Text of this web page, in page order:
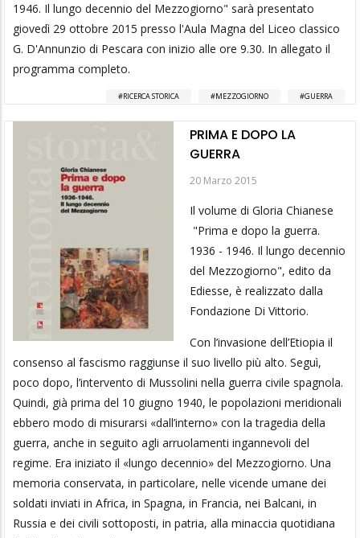
1946. Il lungo decennio del Mezzogiorno" sarà presentato
giovedì 29 ottobre 2015 presso l'Aula Magna del Liceo classico
G. D'Annunzio di Pescara con inizio alle ore 9.30. In allegato il
programma completo.
RICERCA STORICA MEZZOGIORNO GUERRA
PRIMA E DOPO LA
GUERRA
20 Marzo 2015
Il volume di Gloria Chianese
"Prima e dopo la guerra.
1936 - 1946. Il lungo decennio
del Mezzogiorno", edito da
Ediesse, è realizzato dalla
Fondazione Di Vittorio.
Con l’invasione dell’Etiopia il
consenso al fascismo raggiunse il suo livello più alto. Seguì,
poco dopo, l’intervento di Mussolini nella guerra civile spagnola.
Quindi, già prima del 10 giugno 1940, le popolazioni meridionali
ebbero modo di misurarsi «dall’interno» con la tragedia della
guerra, anche in seguito agli arruolamenti ingannevoli del
regime. Era iniziato il «lungo decennio» del Mezzogiorno. Una
memoria conservata, in particolare, nelle vicende umane dei
soldati inviati in Africa, in Spagna, in Francia, nei Balcani, in
Russia e dei civili sottoposti, in patria, alla minaccia quotidiana